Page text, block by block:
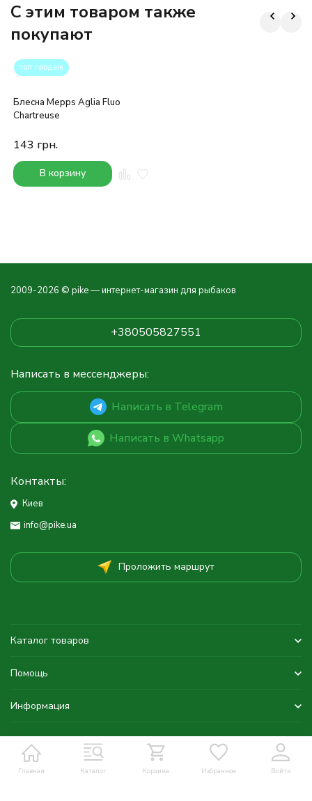
C этим товаром также
покупают
топ продаж
Блесна Mepps Aglia Fluo
Chartreuse
143 грн.
В корзину
Главная Каталог Корзина Избранное Войти
2009-2026 © pike — интернет-магазин для рыбаков
+380505827551
Написать в мессенджеры:
Написать в Telegram
Написать в Whatsapp
Контакты:
Киев
info@pike.ua
Проложить маршрут
Каталог товаров
Помощь
Информация